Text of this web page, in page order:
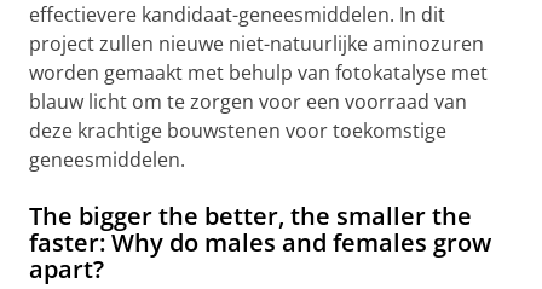
effectievere kandidaat-geneesmiddelen. In dit
project zullen nieuwe niet-natuurlijke aminozuren
worden gemaakt met behulp van fotokatalyse met
blauw licht om te zorgen voor een voorraad van
deze krachtige bouwstenen voor toekomstige
geneesmiddelen.
The bigger the better, the smaller the
faster: Why do males and females grow
apart?